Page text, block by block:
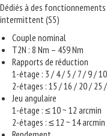
Dédiés à des
intermittent (S5)
Couple nominal
T2N : 8 Nm – 459 Nm
Rapports de réduction
1-étage : 3 / 4 / 5 / 7 / 9 / 10
2-étages : 15 / 16 / 20 / 25
Jeu angulaire
1-étage : ≤ 10 ~ 12 arcmin
2-étages : ≤ 12 ~ 14 arcmin